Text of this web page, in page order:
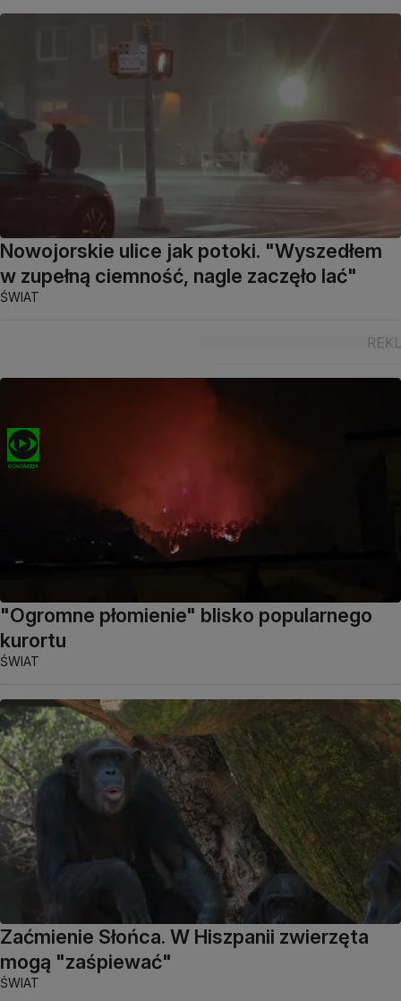
Nowojorskie ulice jak potoki. "Wyszedłem
w zupełną ciemność, nagle zaczęło lać"
ŚWIAT
"Ogromne płomienie" blisko popularnego
kurortu
ŚWIAT
Zaćmienie Słońca. W Hiszpanii zwierzęta
mogą "zaśpiewać"
ŚWIAT